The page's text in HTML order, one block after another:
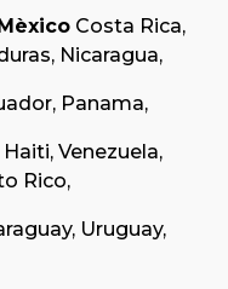
Costa Rica,
Nicaragua,
Panama,
Venezuela,
Rico,
Uruguay,